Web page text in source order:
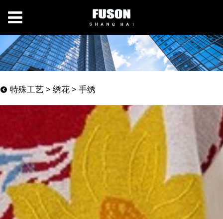
手绣
特殊工艺> 绣花> 手绣